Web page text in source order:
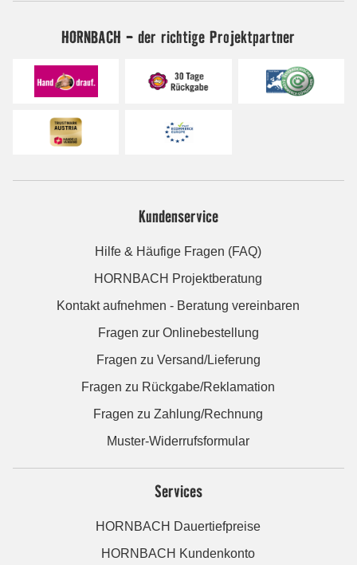
HORNBACH - der richtige Projektpartner
Kundenservice
Hilfe & Häufige Fragen (FAQ)
HORNBACH Projektberatung
Kontakt aufnehmen - Beratung vereinbaren
Fragen zur Onlinebestellung
Fragen zu Versand/Lieferung
Fragen zu Rückgabe/Reklamation
Fragen zu Zahlung/Rechnung
Muster-Widerrufsformular
Services
HORNBACH Dauertiefpreise
HORNBACH Kundenkonto